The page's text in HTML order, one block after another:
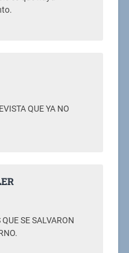
QUE YA NO
SE SALVARON